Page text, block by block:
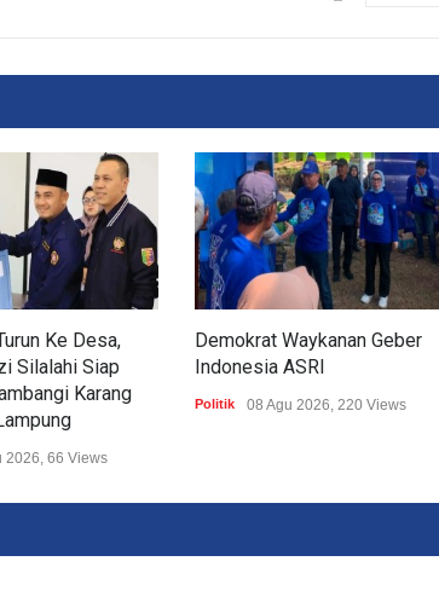
Ke Desa,
Silalahi Siap
Karang
2026, 66 Views
Demokrat Waykanan Geber
Indonesia ASRI
Politik 08 Agu 2026, 220 Views